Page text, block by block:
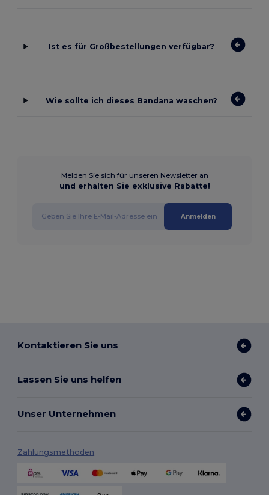
Ist es für Großbestellungen verfügbar?
Wie sollte ich dieses Bandana waschen?
Melden Sie sich für unseren Newsletter an
und erhalten Sie exklusive Rabatte!
Anmelden
Kontaktieren Sie uns
Lassen Sie uns helfen
Unser Unternehmen
Zahlungsmethoden